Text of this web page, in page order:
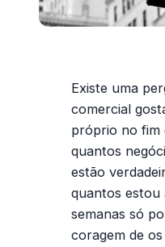
Existe uma
comercial
próprio no fim
quantos
estão
quantos
semanas só
coragem de